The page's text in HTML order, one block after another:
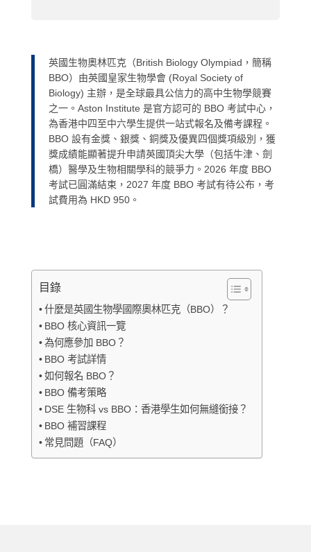
英國生物奧林匹克（British Biology Olympiad，簡稱
BBO）由英國皇家生物學會 (Royal Society of
Biology) 主辦，是全球最具公信力的高中生物學競賽
之一。Aston Institute 是官方認可的 BBO 考試中心，
為香港中四至中六學生提供一站式報名及備考課程。
BBO 設有金獎、銀獎、銅獎及優異四個獎項級別，獲
獎成績能顯著提升申請英國頂尖大學（包括牛津、劍
橋）醫學及生物相關學科的競爭力。 2026 年度 BBO
考試已圓滿結束，2027 年度 BBO 考試有待公布，考
試費用為 HKD 950。
目錄
什麼是英國生物學國際奧林匹克（BBO）？
BBO 核心資訊一覽
為何應參加 BBO？
BBO 考試詳情
如何報名 BBO？
BBO 備考策略
DSE 生物科 vs BBO：香港學生如何無縫銜接？
BBO 補習課程
常見問題（FAQ）